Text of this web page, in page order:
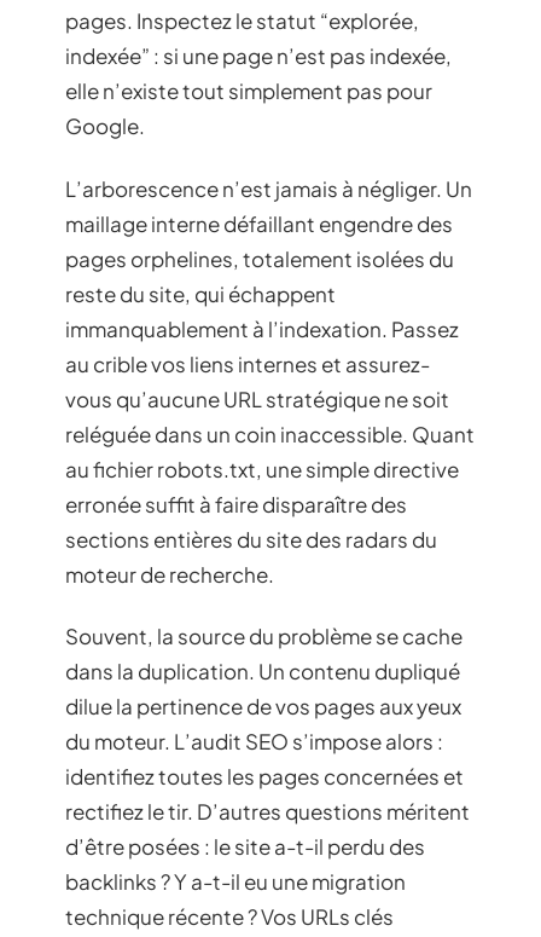
pages. Inspectez le statut “explorée,
indexée” : si une page n’est pas indexée,
elle n’existe tout simplement pas pour
Google.
L’arborescence n’est jamais à négliger. Un
maillage interne défaillant engendre des
pages orphelines, totalement isolées du
reste du site, qui échappent
immanquablement à l’indexation. Passez
au crible vos liens internes et assurez-
vous qu’aucune URL stratégique ne soit
reléguée dans un coin inaccessible. Quant
au fichier robots.txt, une simple directive
erronée suffit à faire disparaître des
sections entières du site des radars du
moteur de recherche.
Souvent, la source du problème se cache
dans la duplication. Un contenu dupliqué
dilue la pertinence de vos pages aux yeux
du moteur. L’audit SEO s’impose alors :
identifiez toutes les pages concernées et
rectifiez le tir. D’autres questions méritent
d’être posées : le site a-t-il perdu des
backlinks ? Y a-t-il eu une migration
technique récente ? Vos URLs clés